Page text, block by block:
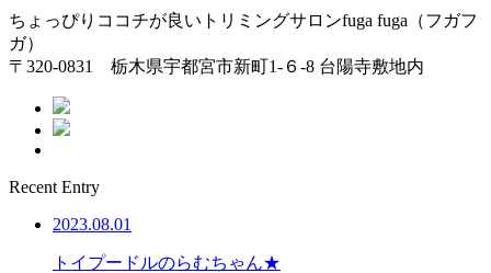
ちょっぴりココチが良いトリミングサロンfuga fuga（フガフ
ガ）
〒320-0831 栃木県宇都宮市新町1-６-8 台陽寺敷地内
Recent Entry
2023.08.01
トイプードルのらむちゃん★